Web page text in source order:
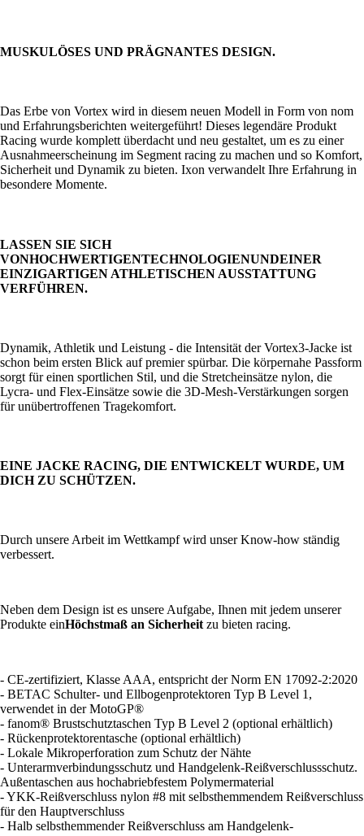
MUSKULÖSES UND PRÄGNANTES DESIGN.
Das Erbe von Vortex wird in diesem neuen Modell in Form von nom
und Erfahrungsberichten weitergeführt! Dieses legendäre Produkt
Racing wurde komplett überdacht und neu gestaltet, um es zu einer
Ausnahmeerscheinung im Segment racing zu machen und so Komfort,
Sicherheit und Dynamik zu bieten. Ixon verwandelt Ihre Erfahrung in
besondere Momente.
LASSEN SIE SICH
VONHOCHWERTIGENTECHNOLOGIENUNDEINER
EINZIGARTIGEN ATHLETISCHEN AUSSTATTUNG
VERFÜHREN.
Dynamik, Athletik und Leistung - die Intensität der Vortex3-Jacke ist
schon beim ersten Blick auf premier spürbar. Die körpernahe Passform
sorgt für einen sportlichen Stil, und die Stretcheinsätze nylon, die
Lycra- und Flex-Einsätze sowie die 3D-Mesh-Verstärkungen sorgen
für unübertroffenen Tragekomfort.
EINE JACKE RACING, DIE ENTWICKELT WURDE, UM
DICH ZU SCHÜTZEN.
Durch unsere Arbeit im Wettkampf wird unser Know-how ständig
verbessert.
Neben dem Design ist es unsere Aufgabe, Ihnen mit jedem unserer
Produkte einHöchstmaß an Sicherheit zu bieten racing.
- CE-zertifiziert, Klasse AAA, entspricht der Norm EN 17092-2:2020
- BETAC Schulter- und Ellbogenprotektoren Typ B Level 1,
verwendet in der MotoGP®
- fanom® Brustschutztaschen Typ B Level 2 (optional erhältlich)
- Rückenprotektorentasche (optional erhältlich)
- Lokale Mikroperforation zum Schutz der Nähte
- Unterarmverbindungsschutz und Handgelenk-Reißverschlussschutz.
Außentaschen aus hochabriebfestem Polymermaterial
- YKK-Reißverschluss nylon #8 mit selbsthemmendem Reißverschluss
für den Hauptverschluss
- Halb selbsthemmender Reißverschluss am Handgelenk-